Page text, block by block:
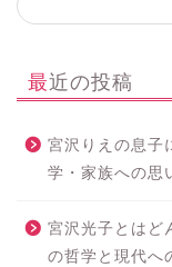
最近の投稿
宮沢りえの息子
学・家族への思
宮沢光子とはど
の哲学と現代へ